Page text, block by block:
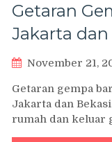
Getaran
Jakarta dan
November 21,
Getaran gempa
Jakarta dan
rumah dan keluar